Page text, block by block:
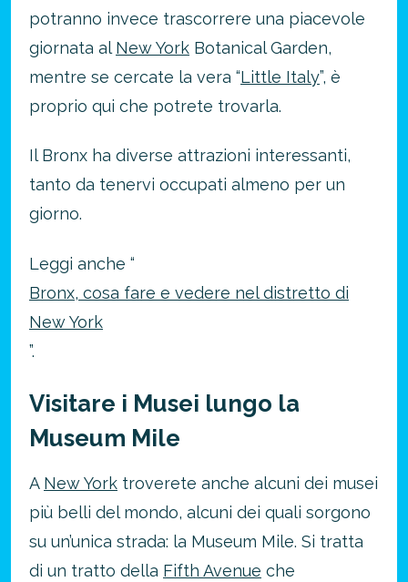
potranno invece trascorrere una piacevole
giornata al New York Botanical Garden,
mentre se cercate la vera “Little Italy”, è
proprio qui che potrete trovarla.
Il Bronx ha diverse attrazioni interessanti,
tanto da tenervi occupati almeno per un
giorno.
Leggi anche “
Bronx, cosa fare e vedere nel distretto di
New York
”.
Visitare i Musei lungo la
Museum Mile
A New York troverete anche alcuni dei musei
più belli del mondo, alcuni dei quali sorgono
su un’unica strada: la Museum Mile. Si tratta
di un tratto della Fifth Avenue che